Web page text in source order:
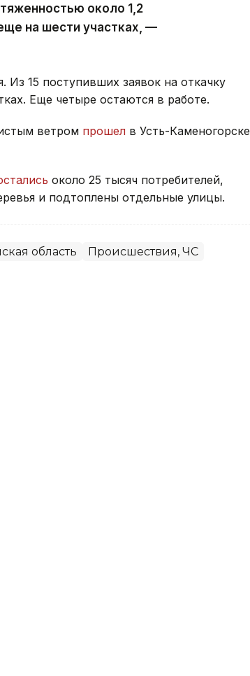
около 1,2
на шести участках, —
Из 15 поступивших заявок на откачку
Еще четыре остаются в работе.
ветром прошел в Усть-Каменогорске
около 25 тысяч потребителей,
и подтоплены отдельные улицы.
область
Происшествия, ЧС